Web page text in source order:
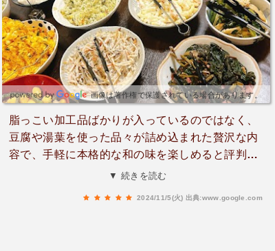
います✨✨✨ラーメンも楽しみだなぁーって思って
たら、蕎麦が先に来ました。上に乗ってる具材は
少し灰色っぽいお魚の蒲鉾（魚の味がしっかり感
じられて絶品🐟）高菜漬け、ゆずで漬けたお豆な
ども、蕎麦の味わいを変化させてくれて、美味し
いです。ラーメンの上にも同じ具材なのですが、
ラーメンの出汁と蕎麦の出汁が全然違うので、味
わいの変化も違って感じられて、楽しいかも🩷蕎
麦の出汁は和風な味わい、ラーメンは…私の舌で
か懐かしさを感じる様な出汁です。ホッコリ里帰
りした感覚になる様な？これも丁寧にお料理を作
画像は著作権で保護されている場合があります。
脂っこい加工品ばかりが入っているのではなく、
豆腐や湯葉を使った品々が詰め込まれた贅沢な内
容で、手軽に本格的な和の味を楽しめると評判な
のが「味の仕事屋 ゆばせい with あこのありが豆
▼ 続きを読む
2024/11/5(火) 出典:www.google.com